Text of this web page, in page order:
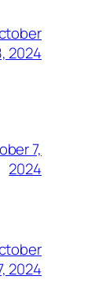
2024
7,
2024
2024